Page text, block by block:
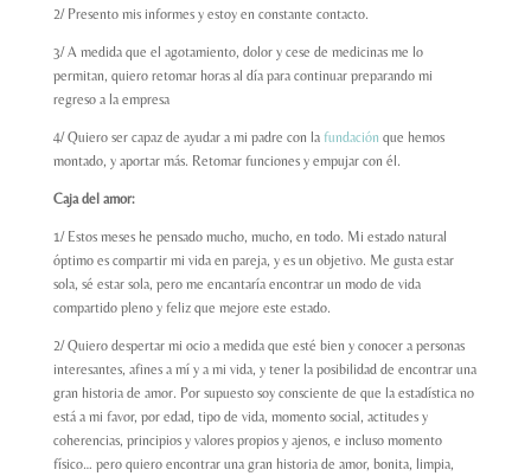
2/ Presento mis informes y estoy en constante contacto.
3/ A medida que el agotamiento, dolor y cese de medicinas me lo
permitan, quiero retomar horas al día para continuar preparando mi
regreso a la empresa
4/ Quiero ser capaz de ayudar a mi padre con la fundación que hemos
montado, y aportar más. Retomar funciones y empujar con él.
Caja del amor:
1/ Estos meses he pensado mucho, mucho, en todo. Mi estado natural
óptimo es compartir mi vida en pareja, y es un objetivo. Me gusta estar
sola, sé estar sola, pero me encantaría encontrar un modo de vida
compartido pleno y feliz que mejore este estado.
2/ Quiero despertar mi ocio a medida que esté bien y conocer a personas
interesantes, afines a mí y a mi vida, y tener la posibilidad de encontrar una
gran historia de amor. Por supuesto soy consciente de que la estadística no
está a mi favor, por edad, tipo de vida, momento social, actitudes y
coherencias, principios y valores propios y ajenos, e incluso momento
físico… pero quiero encontrar una gran historia de amor, bonita, limpia,